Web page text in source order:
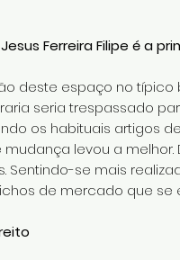
Ferreira Filipe é a
deste espaço no típico
seria trespassado
os habituais artigos
mudança levou a
Sentindo-se mais
de mercado que se